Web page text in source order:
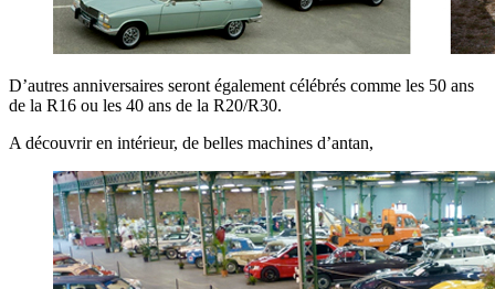
D’autres anniversaires seront également célébrés comme les 50 ans
de la R16 ou les 40 ans de la R20/R30.
A découvrir en intérieur, de belles machines d’antan,